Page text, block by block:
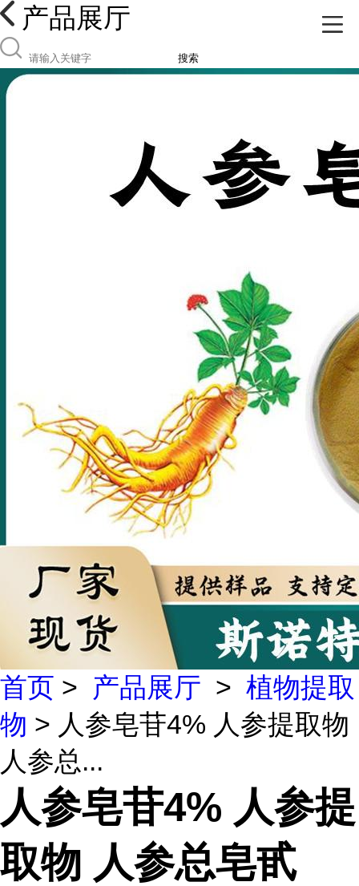
产品展厅
搜索
首页 > 产品展厅 > 植物提取
物 > 人参皂苷4% 人参提取物
人参总...
人参皂苷4% 人参提
取物 人参总皂甙